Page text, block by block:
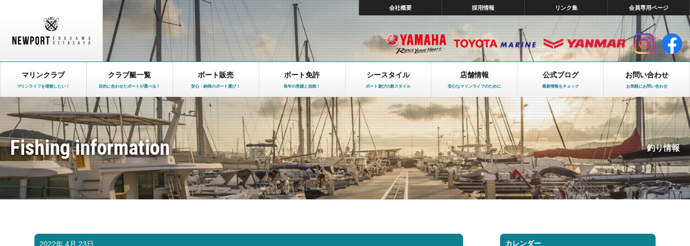
会社概要 採用情報 リンク集 会員専用ページ
マリンクラブ
マリンライフを堪能したい！
クラブ艇一覧
目的に合わせたボートが選べる！
ボート販売
安心・納得のボート選び！
ボート免許
長年の実績と信頼！
シースタイル
ボート遊びの新スタイル
店舗情報
安心なマリンライフのために
公式ブログ
最新情報をチェック
お問い合わせ
お気軽にお問い合わせ
Fishing information 釣り情報
2022年 4月 23日 カレンダー